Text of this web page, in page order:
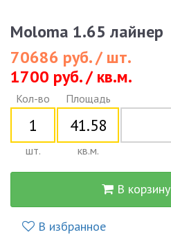
Moloma 1.65 лайнер
70686 руб. / шт.
1700 руб. / кв.м.
Кол-во
шт.
Площадь
кв.м.
В корзину
В избранное